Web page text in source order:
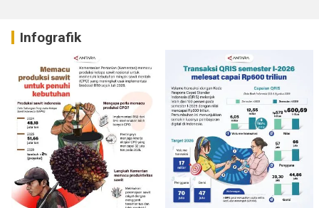
Infografik